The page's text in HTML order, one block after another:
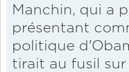
Manchin, qui a
présentant
politique
tirait au fusil